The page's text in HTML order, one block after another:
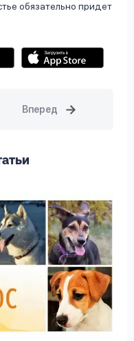
обязательно придет